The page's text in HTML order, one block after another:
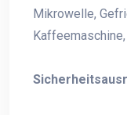
Mikrowelle,